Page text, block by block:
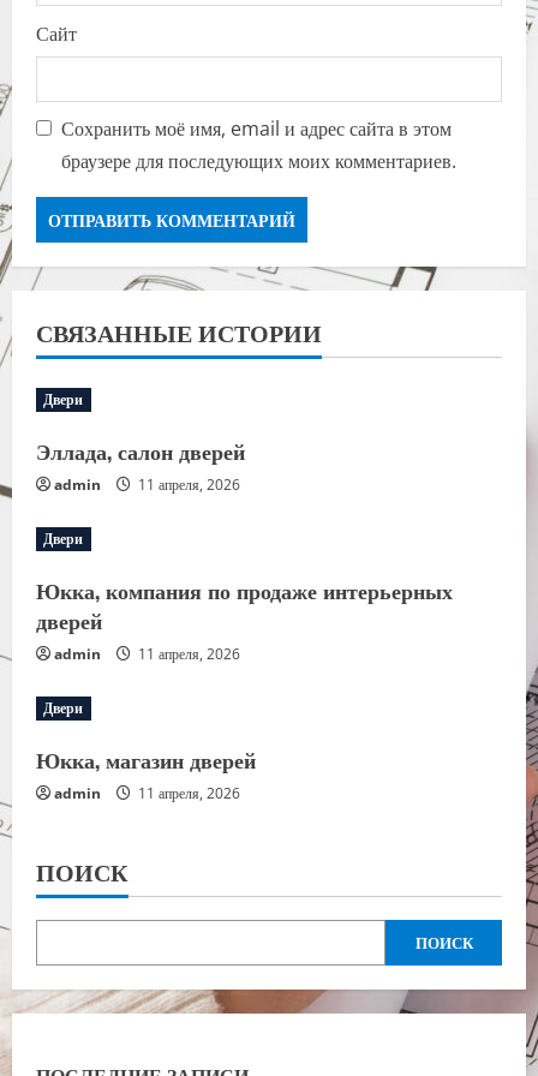
Сайт
Сохранить моё имя, email и адрес сайта в этом
браузере для последующих моих комментариев.
СВЯЗАННЫЕ ИСТОРИИ
Двери
Эллада, салон дверей
admin 11 апреля, 2026
Двери
Юкка, компания по продаже интерьерных
дверей
admin 11 апреля, 2026
Двери
Юкка, магазин дверей
admin 11 апреля, 2026
ПОИСК
ПОИСК